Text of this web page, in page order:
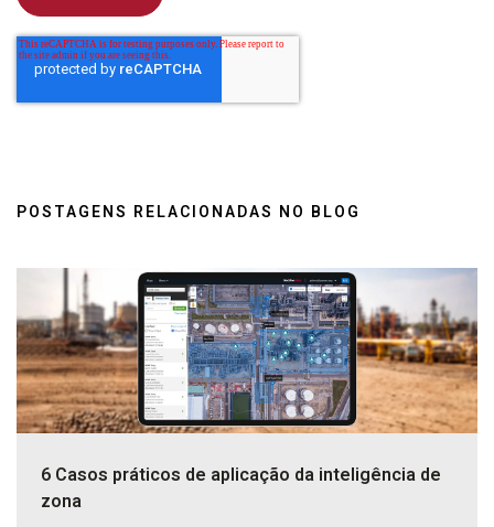
POSTAGENS RELACIONADAS NO BLOG
6 Casos práticos de aplicação da inteligência de
zona